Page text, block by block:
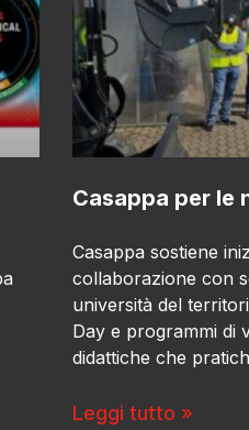
Casappa per le
Casappa sostiene
collaborazione con
università del
Day e programmi di
didattiche che
Leggi tutto »